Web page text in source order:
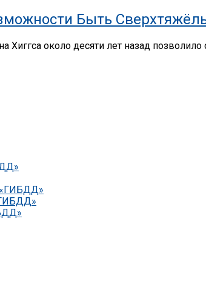
Быть
Хиггса около десяти лет назад
«ГИБДД»